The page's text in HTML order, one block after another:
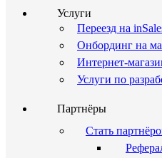
Услуги
Переезд на
Онбординг на
Интернет-
Услуги по
Партнёры
Стать